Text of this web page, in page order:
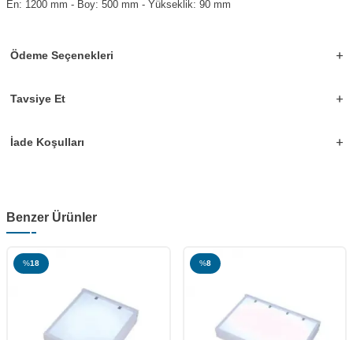
En: 1200 mm - Boy: 500 mm - Yükseklik: 90 mm
Ödeme Seçenekleri
Tavsiye Et
İade Koşulları
Benzer Ürünler
%18 %8